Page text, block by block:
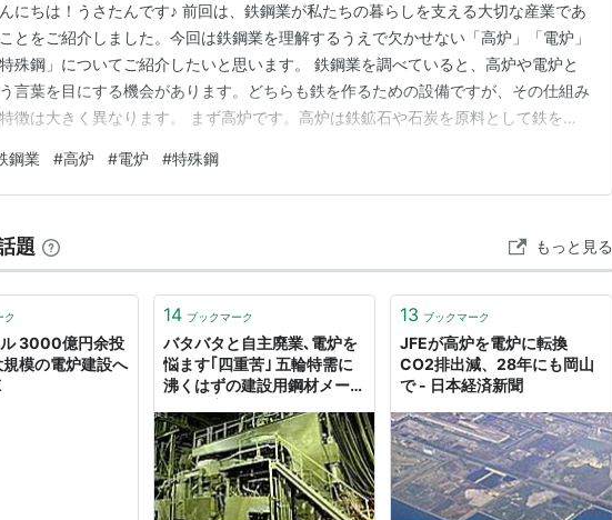
にちは！うさたんです♪ 前回は、鉄鋼業が私たちの暮らしを支える大切な産業であ
とをご紹介しました。今回は鉄鋼業を理解するうえで欠かせない「高炉」「電炉」
特殊鋼」についてご紹介したいと思います。 鉄鋼業を調べていると、高炉や電炉と
言葉を目にする機会があります。どちらも鉄を作るための設備ですが、その仕組み
徴は大きく異なります。 まず高炉です。高炉は鉄鉱石や石炭を原料として鉄を作
ディングス、神戸製鋼所などが代表的な高炉メーカーとして知られています。自動
造船、橋梁、大規模建築などで使用される高品質…
鋼業 #高炉 #電炉 #特殊鋼
題 もっと見る
ク
3000億円余投
規模の電炉建設へ
14 ブックマーク
バタバタと自主廃業､電炉を
悩ます｢四重苦｣ 五輪特需に
沸くはずの建設用鋼材メーカ
13 ブックマーク
JFEが高炉を電炉に転換
CO2排出減、28年にも岡山
で - 日本経済新聞